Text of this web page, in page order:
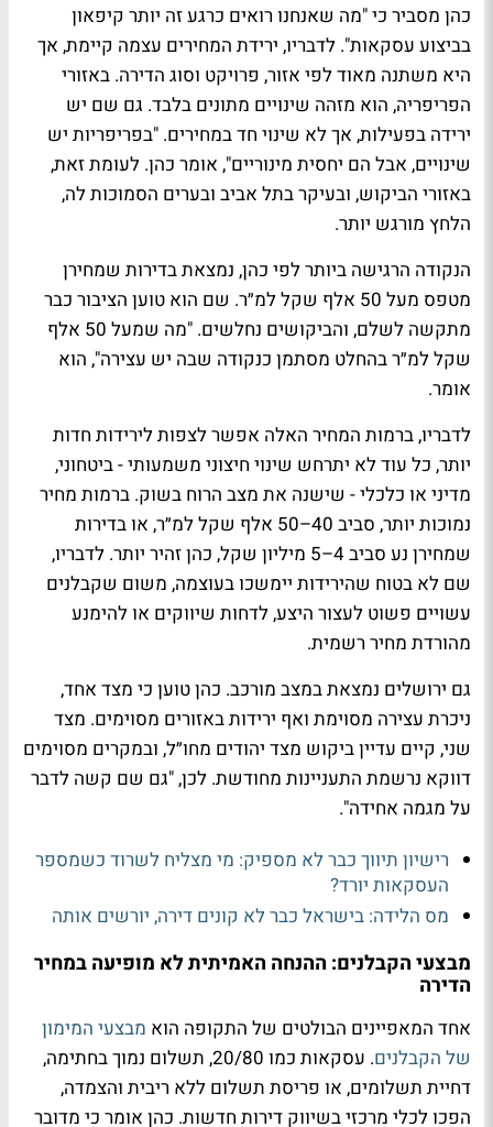
כהן מסביר כי "מה שאנחנו רואים כרגע זה יותר קיפאון
בביצוע עסקאות". לדבריו, ירידת המחירים עצמה קיימת, אך
היא משתנה מאוד לפי אזור, פרויקט וסוג הדירה. באזורי
הפריפריה, הוא מזהה שינויים מתונים בלבד. גם שם יש
ירידה בפעילות, אך לא שינוי חד במחירים. "בפריפריות יש
שינויים, אבל הם יחסית מינוריים", אומר כהן. לעומת זאת,
באזורי הביקוש, ובעיקר בתל אביב ובערים הסמוכות לה,
הלחץ מורגש יותר.
הנקודה הרגישה ביותר לפי כהן, נמצאת בדירות שמחירן
מטפס מעל 50 אלף שקל למ״ר. שם הוא טוען הציבור כבר
מתקשה לשלם, והביקושים נחלשים. "מה שמעל 50 אלף
שקל למ״ר בהחלט מסתמן כנקודה שבה יש עצירה", הוא
אומר.
לדבריו, ברמות המחיר האלה אפשר לצפות לירידות חדות
יותר, כל עוד לא יתרחש שינוי חיצוני משמעותי - ביטחוני,
מדיני או כלכלי - שישנה את מצב הרוח בשוק. ברמות מחיר
נמוכות יותר, סביב 40–50 אלף שקל למ״ר, או בדירות
שמחירן נע סביב 4–5 מיליון שקל, כהן זהיר יותר. לדבריו,
שם לא בטוח שהירידות יימשכו בעוצמה, משום שקבלנים
עשויים פשוט לעצור היצע, לדחות שיווקים או להימנע
מהורדת מחיר רשמית.
גם ירושלים נמצאת במצב מורכב. כהן טוען כי מצד אחד,
ניכרת עצירה מסוימת ואף ירידות באזורים מסוימים. מצד
שני, קיים עדיין ביקוש מצד יהודים מחו״ל, ובמקרים מסוימים
דווקא נרשמת התעניינות מחודשת. לכן, "גם שם קשה לדבר
על מגמה אחידה".
רישיון תיווך כבר לא מספיק: מי מצליח לשרוד כשמספר
העסקאות יורד?
מס הלידה: בישראל כבר לא קונים דירה, יורשים אותה
מבצעי הקבלנים: ההנחה האמיתית לא מופיעה במחיר
הדירה
אחד המאפיינים הבולטים של התקופה הוא מבצעי המימון
של הקבלנים
. עסקאות כמו 20/80, תשלום נמוך בחתימה,
דחיית תשלומים, או פריסת תשלום ללא ריבית והצמדה,
הפכו לכלי מרכזי בשיווק דירות חדשות. כהן אומר כי מדובר